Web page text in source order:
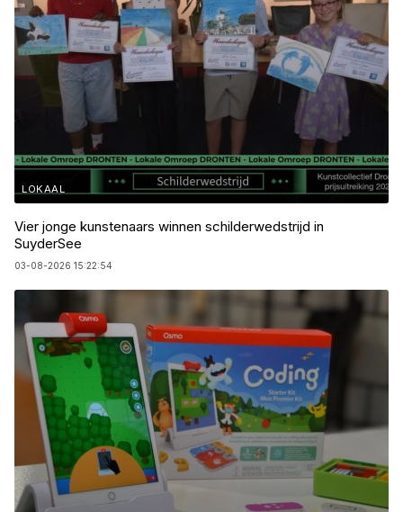
LOKAAL
Vier jonge kunstenaars winnen schilderwedstrijd in
SuyderSee
03-08-2026 15:22:54